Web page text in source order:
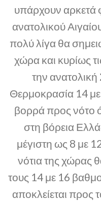
υπάρχουν αρκετά
ανατολικού
πολύ λίγα θα
χώρα και κυρίως
την
Θερμοκρασία 14
βορρά προς νότο
στη βόρεια
μέγιστη ως 8 με
νότια της χώρας
τους 14 με 16
αποκλείεται προς